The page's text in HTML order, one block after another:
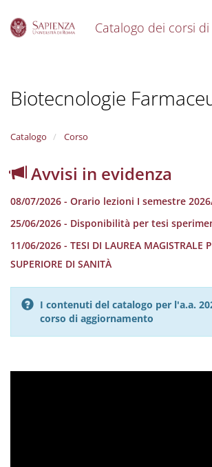
Catalogo dei corsi
Biotecnologie
Catalogo Corso
Avvisi in evidenza
08/07/2026 - Orario lezioni I semestre
25/06/2026 - Disponibilità per tesi
11/06/2026 - TESI DI LAUREA MAGISTRALE
SUPERIORE DI SANITÀ
I contenuti del catalogo per l'a.a.
corso di aggiornamento